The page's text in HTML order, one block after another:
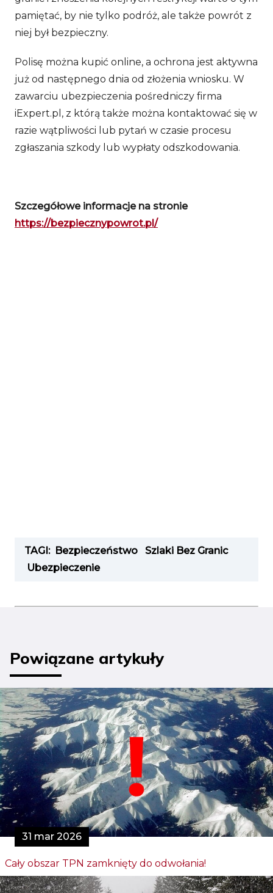
pamiętać, by nie tylko podróż, ale także powrót z
niej był bezpieczny.
Polisę można kupić online, a ochrona jest aktywna
już od następnego dnia od złożenia wniosku. W
zawarciu ubezpieczenia pośredniczy firma
iExpert.pl, z którą także można kontaktować się w
razie wątpliwości lub pytań w czasie procesu
zgłaszania szkody lub wypłaty odszkodowania.
Szczegółowe informacje na stronie
https://bezpiecznypowrot.pl/
TAGI: Bezpieczeństwo
Szlaki Bez Granic
Ubezpieczenie
Powiązane artykuły
31 mar 2026
Cały obszar TPN zamknięty do odwołania!